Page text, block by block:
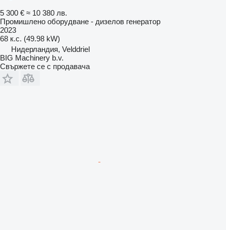
5 300 € ≈ 10 380 лв.
Промишлено оборудване - дизелов генератор
2023
68 к.с. (49.98 kW)
Нидерландия, Velddriel
BIG Machinery b.v.
Свържете се с продавача